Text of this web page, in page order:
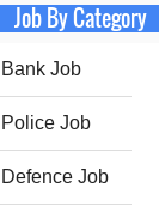
Job By Category
Bank Job
Police Job
Defence Job